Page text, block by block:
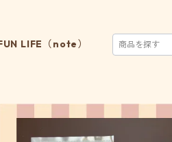
LIFE（note）